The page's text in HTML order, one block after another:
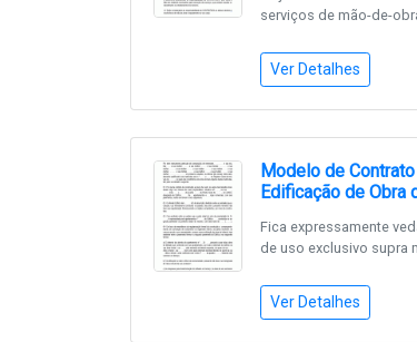
serviços de mão-de-
Ver Detalhes
Modelo de
Edificação de Obra
Fica expressamente
de uso exclusivo supra
Ver Detalhes